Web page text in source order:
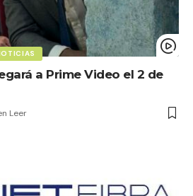
a Prime Video el 2 de
Leer